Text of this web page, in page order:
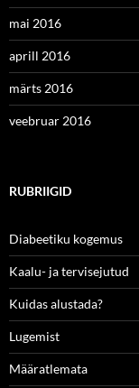
mai 2016
aprill 2016
märts 2016
veebruar 2016
RUBRIIGID
Diabeetiku kogemus
Kaalu- ja tervisejutud
Kuidas alustada?
Lugemist
Määratlemata